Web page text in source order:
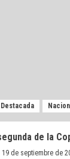
Destacada
de la
19 de septiembre de